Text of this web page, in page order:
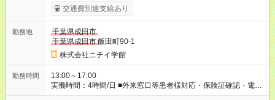
度あり 進級により給与がアップします！ 【試用期間】試用期間
あり 試用期間の長さ：3ヶ月 雇用形態、給与は本採用時と同じ
交通費別途支給あり
勤務地
千葉県成田市
千葉県成田市飯田町90-1
株式会社ニチイ学館
勤務時間
13:00～17:00
実働時間：4時間/日 ■外来窓口等患者様対応・保険証確認・電話
対応 月～金 13:00～17:00（休憩なし） ※週4～5日勤務 ※月68